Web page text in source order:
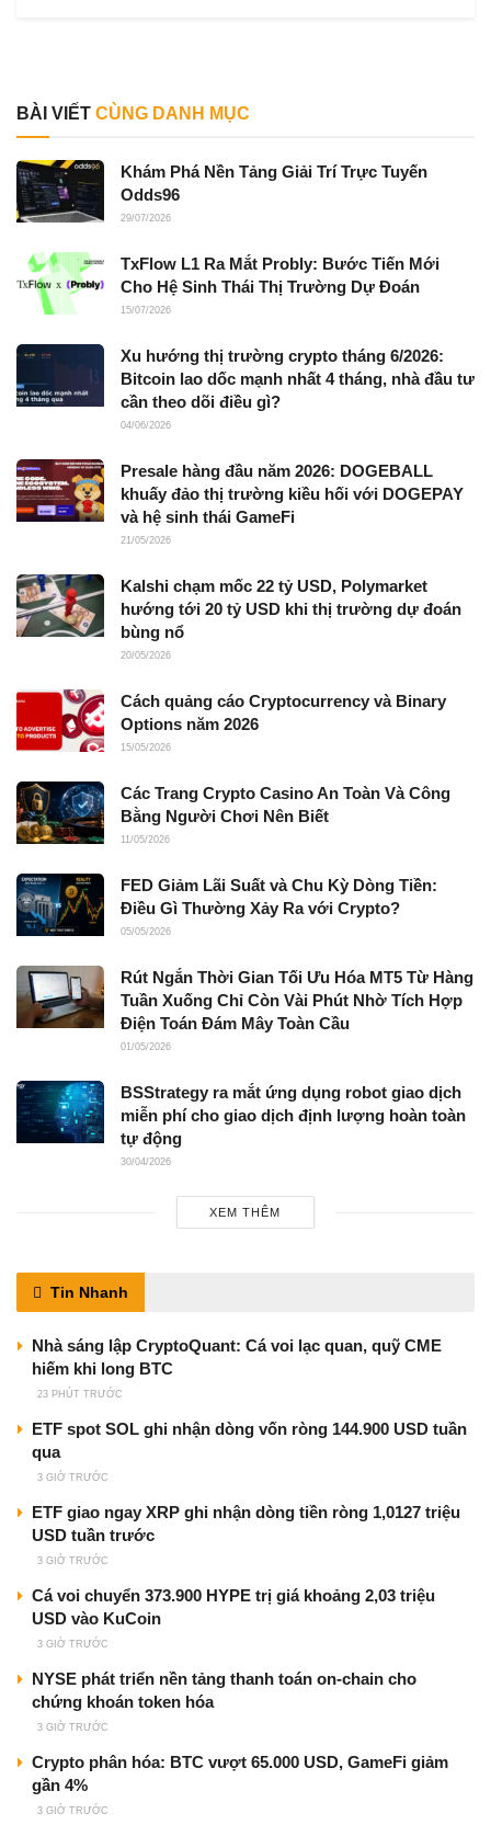
BÀI VIẾT CÙNG DANH MỤC
Khám Phá Nền Tảng Giải Trí Trực Tuyến
Odds96
29/07/2026
TxFlow L1 Ra Mắt Probly: Bước Tiến Mới
Cho Hệ Sinh Thái Thị Trường Dự Đoán
15/07/2026
Xu hướng thị trường crypto tháng 6/2026:
Bitcoin lao dốc mạnh nhất 4 tháng, nhà đầu tư
cần theo dõi điều gì?
04/06/2026
Presale hàng đầu năm 2026: DOGEBALL
khuấy đảo thị trường kiều hối với DOGEPAY
và hệ sinh thái GameFi
21/05/2026
Kalshi chạm mốc 22 tỷ USD, Polymarket
hướng tới 20 tỷ USD khi thị trường dự đoán
bùng nổ
20/05/2026
Cách quảng cáo Cryptocurrency và Binary
Options năm 2026
15/05/2026
Các Trang Crypto Casino An Toàn Và Công
Bằng Người Chơi Nên Biết
11/05/2026
FED Giảm Lãi Suất và Chu Kỳ Dòng Tiền:
Điều Gì Thường Xảy Ra với Crypto?
05/05/2026
Rút Ngắn Thời Gian Tối Ưu Hóa MT5 Từ Hàng
Tuần Xuống Chỉ Còn Vài Phút Nhờ Tích Hợp
Điện Toán Đám Mây Toàn Cầu
01/05/2026
BSStrategy ra mắt ứng dụng robot giao dịch
miễn phí cho giao dịch định lượng hoàn toàn
tự động
30/04/2026
XEM THÊM
Tin Nhanh
Nhà sáng lập CryptoQuant: Cá voi lạc quan, quỹ CME
hiếm khi long BTC
23 PHÚT TRƯỚC
ETF spot SOL ghi nhận dòng vốn ròng 144.900 USD tuần
qua
3 GIỜ TRƯỚC
ETF giao ngay XRP ghi nhận dòng tiền ròng 1,0127 triệu
USD tuần trước
3 GIỜ TRƯỚC
Cá voi chuyển 373.900 HYPE trị giá khoảng 2,03 triệu
USD vào KuCoin
3 GIỜ TRƯỚC
NYSE phát triển nền tảng thanh toán on-chain cho
chứng khoán token hóa
3 GIỜ TRƯỚC
Crypto phân hóa: BTC vượt 65.000 USD, GameFi giảm
gần 4%
3 GIỜ TRƯỚC